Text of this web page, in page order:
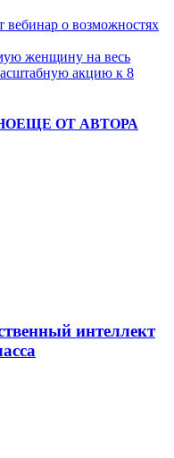
вебинар о возможностях
женщину на весь
акцию к 8
ЕЩЕ ОТ АВТОРА
интеллект